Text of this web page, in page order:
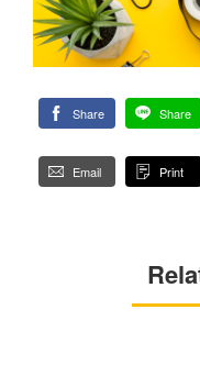
Share Share
Email Print